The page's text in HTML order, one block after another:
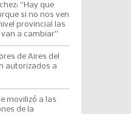
“Hay que
si no nos ven
provincial las
a cambiar”
de Aires del
autorizados a
movilizó a las
de la